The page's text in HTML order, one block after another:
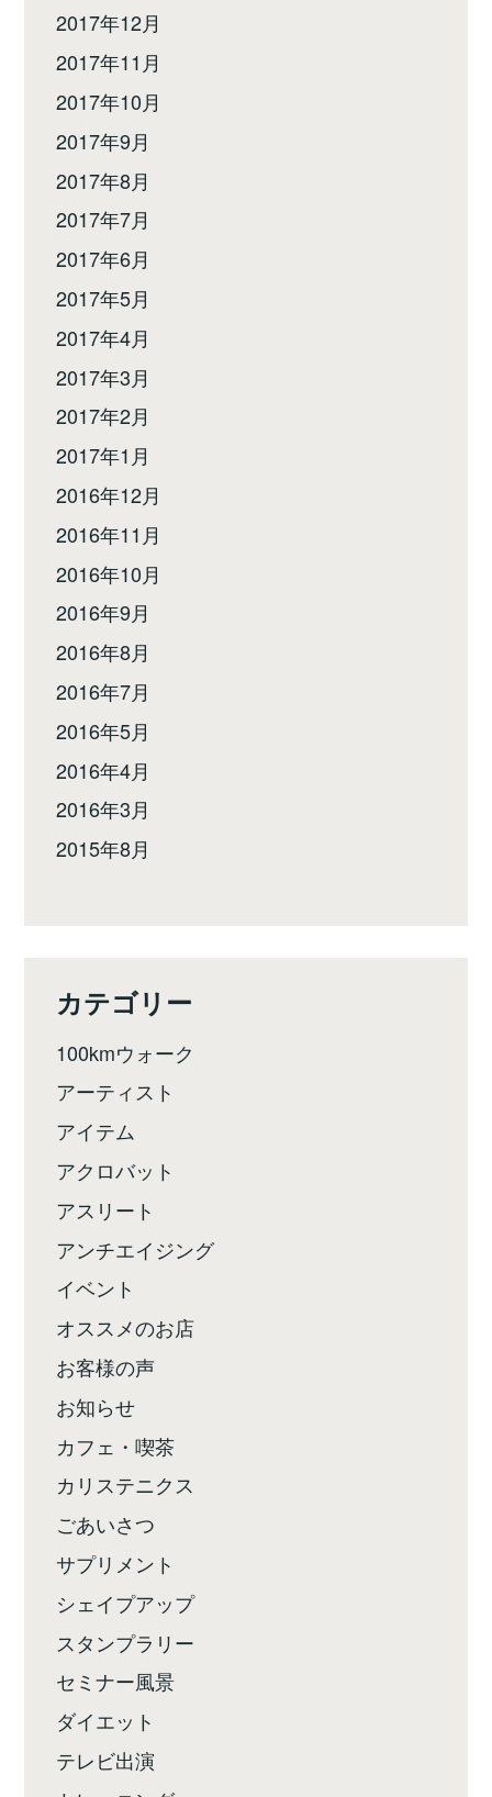
2017年12月
2017年11月
2017年10月
2017年9月
2017年8月
2017年7月
2017年6月
2017年5月
2017年4月
2017年3月
2017年2月
2017年1月
2016年12月
2016年11月
2016年10月
2016年9月
2016年8月
2016年7月
2016年5月
2016年4月
2016年3月
2015年8月
カテゴリー
100kmウォーク
アーティスト
アイテム
アクロバット
アスリート
アンチエイジング
イベント
オススメのお店
お客様の声
お知らせ
カフェ・喫茶
カリステニクス
ごあいさつ
サプリメント
シェイプアップ
スタンプラリー
セミナー風景
ダイエット
テレビ出演